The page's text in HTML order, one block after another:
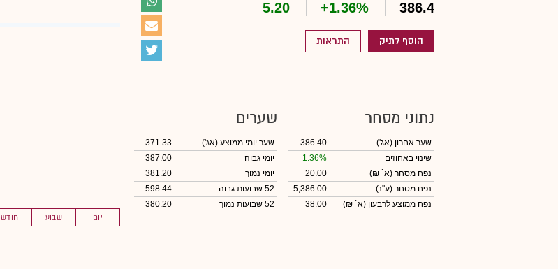
386.4
+1.36%
5.20
הוסף לתיק התראות
יום שבוע חודש
נתוני מסחר
שער אחרון (אג')
386.40
שינוי באחוזים
1.36%
נפח מסחר (א` ₪)
20.00
נפח מסחר (ע"נ)
5,386.00
נפח ממוצע לרבעון (א` ₪)
38.00
שערים
שער יומי ממוצע (אג')
371.33
יומי גבוה
387.00
יומי נמוך
381.20
52 שבועות גבוה
598.44
52 שבועות נמוך
380.20